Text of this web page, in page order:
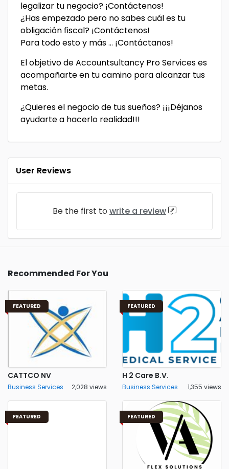
legalizar tu negocio? ¡Contáctenos!
¿Has empezado pero no sabes cuál es tu
obligación fiscal? ¡Contáctenos!
Para todo esto y más … ¡Contáctanos!
El objetivo de Accountsultancy Pro Services es
acompañarte en tu camino para alcanzar tus
metas.
¿Quieres el negocio de tus sueños? ¡¡¡Déjanos
ayudarte a hacerlo realidad!!!
User Reviews
Be the first to write a review
Recommended For You
FEATURED
CATTCO NV
Business Services 2,028 views
FEATURED
H 2 Care B.V.
Business Services 1,355 views
FEATURED FEATURED